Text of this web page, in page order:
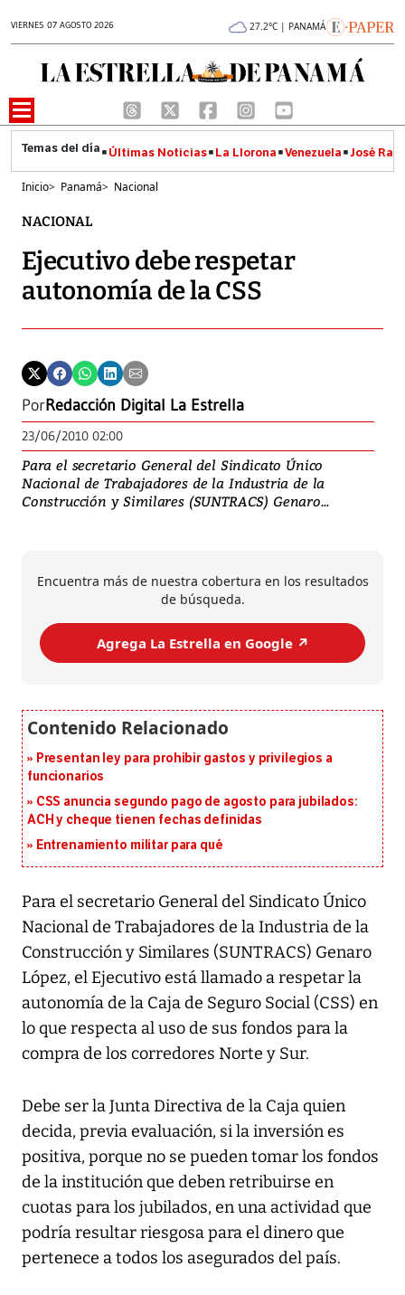
VIERNES 07 AGOSTO 2026 27.2°C | PANAMÁ
Últimas Noticias La Llorona Venezuela José
Inicio> Panamá> Nacional
NACIONAL
Ejecutivo debe respetar
autonomía de la CSS
PorRedacción Digital La Estrella
23/06/2010 02:00
Para el secretario General del Sindicato Único
Nacional de Trabajadores de la Industria de la
Construcción y Similares (SUNTRACS) Genaro...
Encuentra más de nuestra cobertura en los resultados
de búsqueda.
Agrega La Estrella en Google ↗️
Presentan ley para prohibir gastos y privilegios a
funcionarios
CSS anuncia segundo pago de agosto para jubilados:
ACH y cheque tienen fechas definidas
Entrenamiento militar para qué
Para el secretario General del Sindicato Único
Nacional de Trabajadores de la Industria de la
Construcción y Similares (SUNTRACS) Genaro
López, el Ejecutivo está llamado a respetar la
autonomía de la Caja de Seguro Social (CSS) en
lo que respecta al uso de sus fondos para la
compra de los corredores Norte y Sur.
Debe ser la Junta Directiva de la Caja quien
decida, previa evaluación, si la inversión es
positiva, porque no se pueden tomar los fondos
de la institución que deben retribuirse en
cuotas para los jubilados, en una actividad que
podría resultar riesgosa para el dinero que
pertenece a todos los asegurados del país.